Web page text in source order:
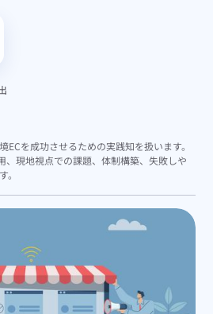
ECを成功させるための実践知を扱います。
、現地視点での課題、体制構築、失敗しや